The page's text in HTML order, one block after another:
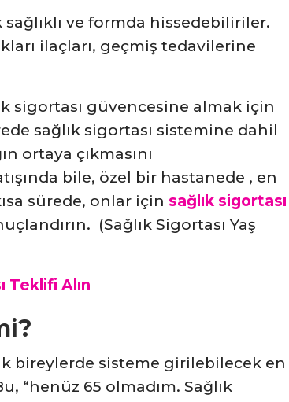
ve formda hissedebiliriler.
ilaçları, geçmiş tedavilerine
sigortası güvencesine almak için
sağlık sigortası sistemine dahil
ortaya çıkmasını
bile, özel bir hastanede , en
sürede, onlar için sağlık sigortası
(Sağlık Sigortası Yaş
Teklifi Alın
bireylerde sisteme girilebilecek en
“henüz 65 olmadım. Sağlık